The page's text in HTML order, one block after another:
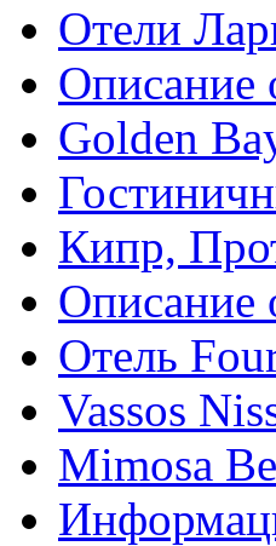
Отели
Описание
Golden
Кипр,
Описание
Отель
Vassos
Mimosa